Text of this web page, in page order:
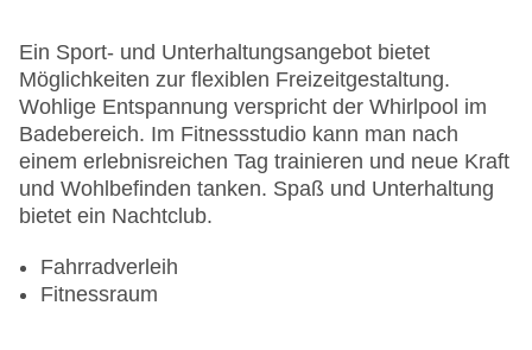
Ein Sport- und Unterhaltungsangebot bietet
Möglichkeiten zur flexiblen Freizeitgestaltung.
Wohlige Entspannung verspricht der Whirlpool im
Badebereich. Im Fitnessstudio kann man nach
einem erlebnisreichen Tag trainieren und neue Kraft
und Wohlbefinden tanken. Spaß und Unterhaltung
bietet ein Nachtclub.
Fahrradverleih
Fitnessraum